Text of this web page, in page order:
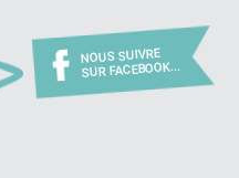
NOUS SUIVRE
SUR FACEBOOK...